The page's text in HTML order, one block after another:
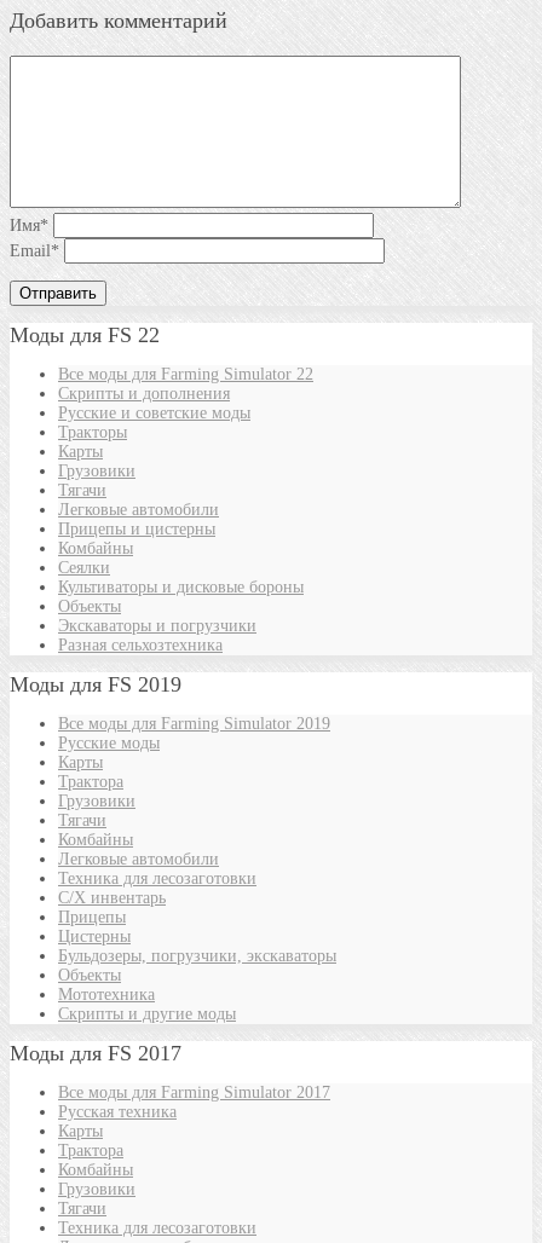
Добавить комментарий
Имя*
Email*
Моды для FS 22
Все моды для Farming Simulator 22
Скрипты и дополнения
Русские и советские моды
Тракторы
Карты
Грузовики
Тягачи
Легковые автомобили
Прицепы и цистерны
Комбайны
Сеялки
Культиваторы и дисковые бороны
Объекты
Экскаваторы и погрузчики
Разная сельхозтехника
Моды для FS 2019
Все моды для Farming Simulator 2019
Русские моды
Карты
Трактора
Грузовики
Тягачи
Комбайны
Легковые автомобили
Техника для лесозаготовки
С/Х инвентарь
Прицепы
Цистерны
Бульдозеры, погрузчики, экскаваторы
Объекты
Мототехника
Скрипты и другие моды
Моды для FS 2017
Все моды для Farming Simulator 2017
Русская техника
Карты
Трактора
Комбайны
Грузовики
Тягачи
Техника для лесозаготовки